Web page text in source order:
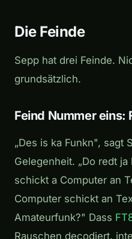
Die Feinde
Sepp hat drei Feinde.
grundsätzlich.
Feind Nummer eins:
„Des is ka Funkn", sagt
Gelegenheit. „Do redt
schickt a Computer an
Computer schickt an
Amateurfunk?" Dass
Rauschen decodiert,